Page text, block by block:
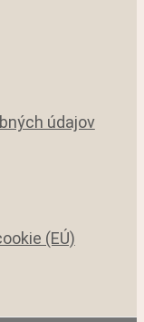
údajov
(EÚ)